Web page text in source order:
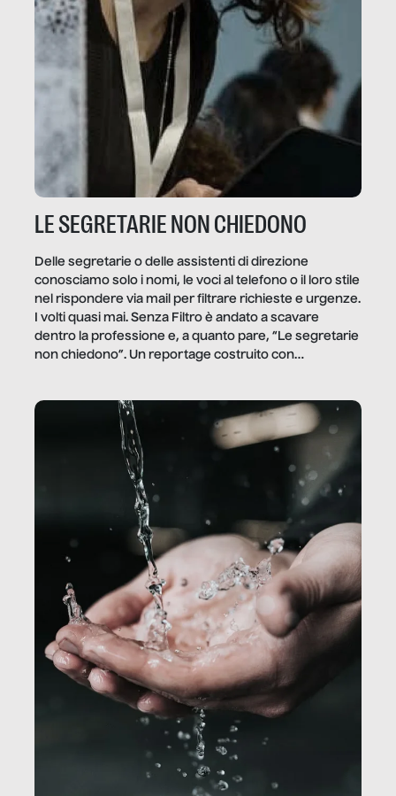
LE SEGRETARIE NON CHIEDONO
Delle segretarie o delle assistenti di direzione
conosciamo solo i nomi, le voci al telefono o il loro stile
nel rispondere via mail per filtrare richieste e urgenze.
I volti quasi mai. Senza Filtro è andato a scavare
dentro la professione e, a quanto pare, “Le segretarie
non chiedono”. Un reportage costruito con